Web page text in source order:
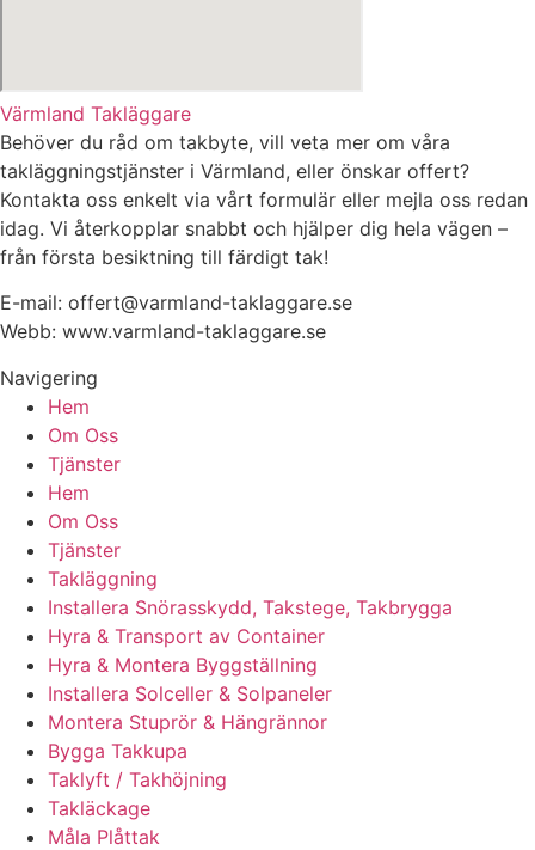
Värmland Takläggare
Behöver du råd om takbyte, vill veta mer om våra
takläggningstjänster i Värmland, eller önskar offert?
Kontakta oss enkelt via vårt formulär eller mejla oss redan
idag. Vi återkopplar snabbt och hjälper dig hela vägen –
från första besiktning till färdigt tak!
E-mail: offert@varmland-taklaggare.se
Webb: www.varmland-taklaggare.se
Navigering
Hem
Om Oss
Tjänster
Hem
Om Oss
Tjänster
Takläggning
Installera Snörasskydd, Takstege, Takbrygga
Hyra & Transport av Container
Hyra & Montera Byggställning
Installera Solceller & Solpaneler
Montera Stuprör & Hängrännor
Bygga Takkupa
Taklyft / Takhöjning
Takläckage
Måla Plåttak